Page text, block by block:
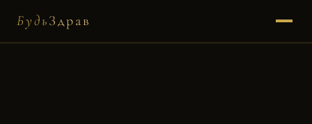
БудьЗдрав